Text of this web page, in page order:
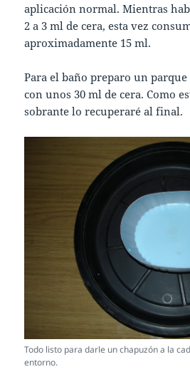
aplicación normal. Mientras
2 a 3 ml de cera, esta vez
aproximadamente 15 ml.
Para el baño preparo un parque
con unos 30 ml de cera. Como
sobrante lo recuperaré al final.
Todo listo para darle un chapuzón a la
entorno.